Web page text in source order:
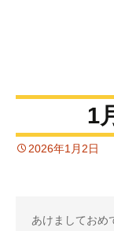
1
2026年1月2日
あけましておめ